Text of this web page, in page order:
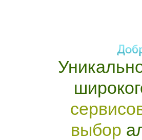
выбор